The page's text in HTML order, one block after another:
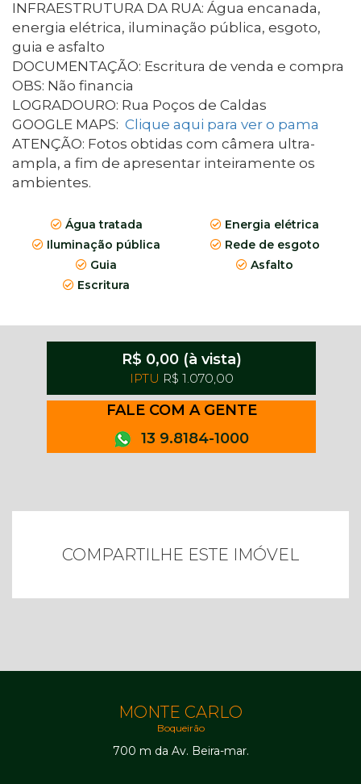
INFRAESTRUTURA DA RUA: Água encanada,
energia elétrica, iluminação pública, esgoto,
guia e asfalto
DOCUMENTAÇÃO: Escritura de venda e compra
OBS: Não financia
LOGRADOURO: Rua Poços de Caldas
GOOGLE MAPS: Clique aqui para ver o pama
ATENÇÃO: Fotos obtidas com câmera ultra-
ampla, a fim de apresentar inteiramente os
ambientes. ​​​​​​
Água tratada
Energia elétrica
Iluminação pública
Rede de esgoto
Guia
Asfalto
Escritura
R$ 0,00 (à vista)
IPTU R$ 1.070,00
FALE COM A GENTE
13 9.8184-1000
COMPARTILHE ESTE IMÓVEL
MONTE CARLO
Boqueirão
700 m da Av. Beira-mar.